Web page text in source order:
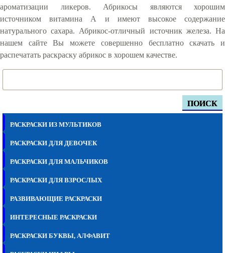
ПОИСК
РАСКРАСКИ ИЗ МУЛЬТИКОВ
РАСКРАСКИ ДЛЯ ДЕВОЧЕК
РАСКРАСКИ ДЛЯ МАЛЬЧИКОВ
РАСКРАСКИ ДЛЯ ВЗРОСЛЫХ
РАЗВИВАЮЩИЕ РАСКРАСКИ
ИНТЕРЕСНЫЕ РАСКРАСКИ
РАСКРАСКИ БУКВЫ, АЛФАВИТ
ароматизации ликеров. Абрикосы являются хорошим
источником витамина А и имеют высокое содержание
натурального сахара. Абрикос-отличный источник железа. На
нашем сайте Вы можете совершенно бесплатно скачать и
распечатать раскраску абрикос в хорошем качестве.